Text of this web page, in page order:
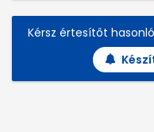
Kérsz értesítőt